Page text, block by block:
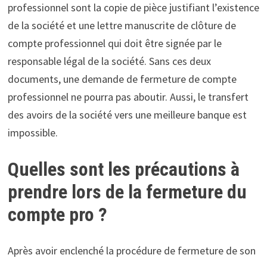
professionnel sont la copie de pièce justifiant l’existence
de la société et une lettre manuscrite de clôture de
compte professionnel qui doit être signée par le
responsable légal de la société. Sans ces deux
documents, une demande de fermeture de compte
professionnel ne pourra pas aboutir. Aussi, le transfert
des avoirs de la société vers une meilleure banque est
impossible.
Quelles sont les précautions à
prendre lors de la fermeture du
compte pro ?
Après avoir enclenché la procédure de fermeture de son